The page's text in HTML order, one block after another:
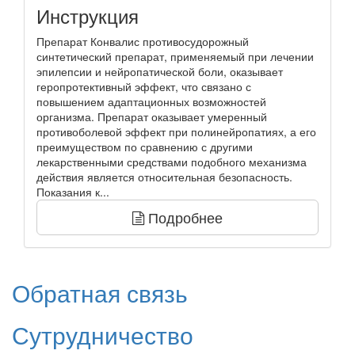
Инструкция
Препарат Конвалис противосудорожный
синтетический препарат, применяемый при лечении
эпилепсии и нейропатической боли, оказывает
геропротективный эффект, что связано с
повышением адаптационных возможностей
организма. Препарат оказывает умеренный
противоболевой эффект при полинейропатиях, а его
преимуществом по сравнению с другими
лекарственными средствами подобного механизма
действия является относительная безопасность.
Показания к...
Подробнее
Обратная связь
Сутрудничество